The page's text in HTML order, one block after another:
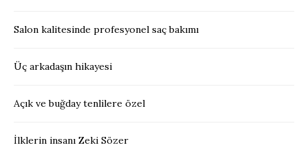
Salon kalitesinde profesyonel saç bakımı
Üç arkadaşın hikayesi
Açık ve buğday tenlilere özel
İlklerin insanı Zeki Sözer